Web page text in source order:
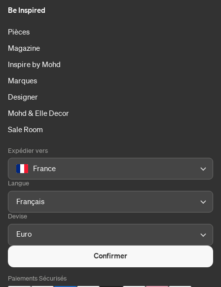
Be Inspired
Pièces
Magazine
Inspire by Mohd
Marques
Designer
Mohd & Elle Decor
Sale Room
Expédier vers
France
Langue
Français
Devise
Euro
Confirmer
Paiements Sécurisés